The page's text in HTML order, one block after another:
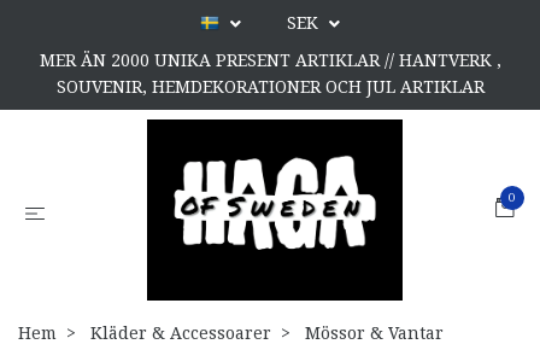
SEK
MER ÄN 2000 UNIKA PRESENT ARTIKLAR // HANTVERK ,
SOUVENIR, HEMDEKORATIONER OCH JUL ARTIKLAR
0
Hem Kläder & Accessoarer
Mössor & Vantar